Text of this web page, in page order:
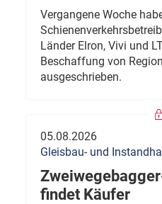
Vergangene Woche
Länder Elron, Vivi und
Beschaffung von
ausgeschrieben.
05.08.2026
Gleisbau- und
findet Käufer